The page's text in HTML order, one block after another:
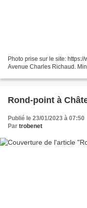
Photo prise sur le site:
Avenue Charles Richaud.
Rond-point à
Publié le 23/01/2023 à 07:50
Par trobenet